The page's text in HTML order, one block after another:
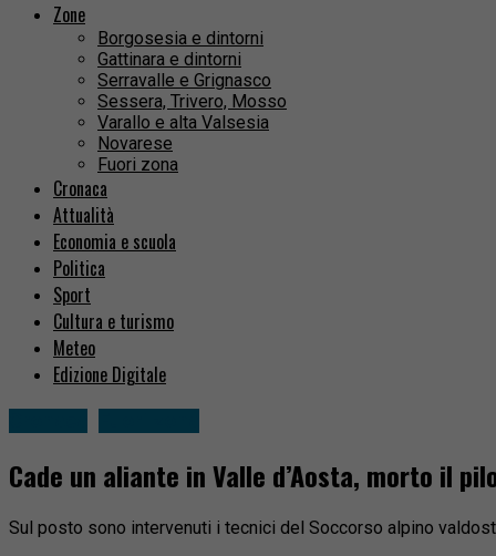
Zone
Borgosesia e dintorni
Gattinara e dintorni
Serravalle e Grignasco
Sessera, Trivero, Mosso
Varallo e alta Valsesia
Novarese
Fuori zona
Cronaca
Attualità
Economia e scuola
Politica
Sport
Cultura e turismo
Meteo
Edizione Digitale
Cade un aliante in Valle d’Aosta, morto il
Sul posto sono intervenuti i tecnici del Soccorso alpino